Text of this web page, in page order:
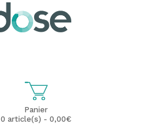
Panier
0 article(s) - 0,00€